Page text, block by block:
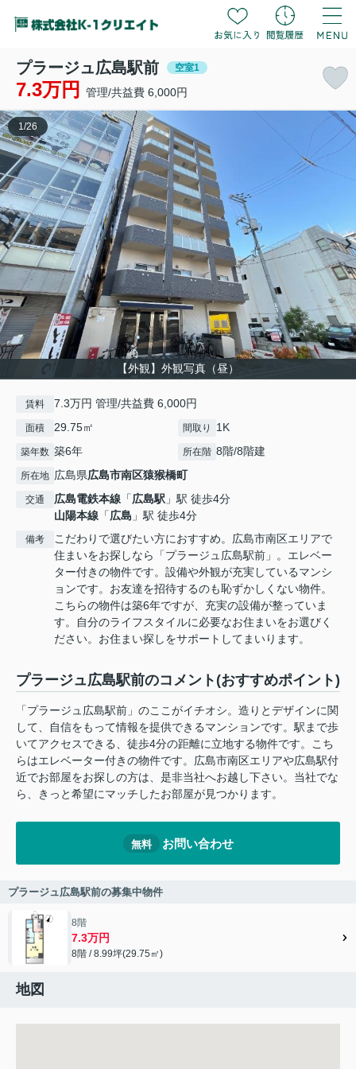
プラージュ広島駅前 空室1
7.3万円 管理/共益費 6,000円
【外観】外観写真（昼）
1 /26
賃料 7.3万円 管理/共益費 6,000円
面積 29.75㎡ 間取り 1K
築年数 築6年 所在階 8階/8階建
所在地 広島県広島市南区猿猴橋町
交通 広島電鉄本線 「広島駅 」駅 徒歩4分
山陽本線 「広島 」駅 徒歩4分
備考
こだわりで選びたい方におすすめ。広島市南区エリアで
住まいをお探しなら「プラージュ広島駅前」。エレベー
ター付きの物件です。設備や外観が充実しているマンシ
ョンです。お友達を招待するのも恥ずかしくない物件。
こちらの物件は築6年ですが、充実の設備が整っていま
す。自分のライフスタイルに必要なお住まいをお選びく
ださい。お住まい探しをサポートしてまいります。
プラージュ広島駅前のコメント(おすすめポイント)
「プラージュ広島駅前」のここがイチオシ。造りとデザインに関
して、自信をもって情報を提供できるマンションです。駅まで歩
いてアクセスできる、徒歩4分の距離に立地する物件です。こち
らはエレベーター付きの物件です。広島市南区エリアや広島駅付
近でお部屋をお探しの方は、是非当社へお越し下さい。当社でな
ら、きっと希望にマッチしたお部屋が見つかります。
無料 お問い合わせ
プラージュ広島駅前の募集中物件
8階
7.3万円
8階 / 8.99坪(29.75㎡)
地図